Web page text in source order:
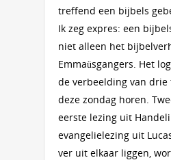
treffend een bijbels
Ik zeg expres: een
niet alleen het
Emmaüsgangers. Het
de verbeelding van
deze zondag horen.
eerste lezing uit
evangelielezing uit
ver uit elkaar liggen,